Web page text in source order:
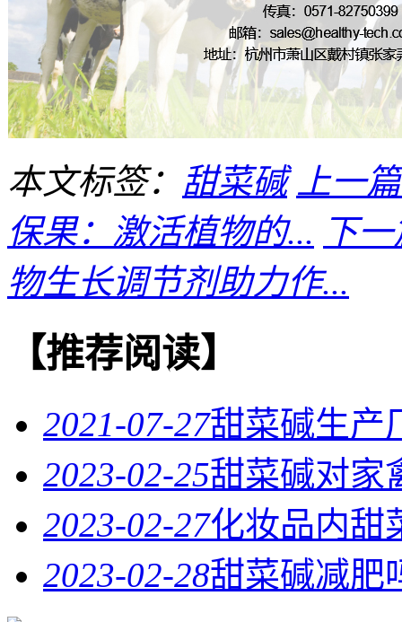
本文标签： 甜菜碱 上一
保果：激活植物的... 下
物生长调节剂助力作...
【推荐阅读】
2021-07-27甜菜碱生产
2023-02-25甜菜碱对家
2023-02-27化妆品内甜
2023-02-28甜菜碱减肥